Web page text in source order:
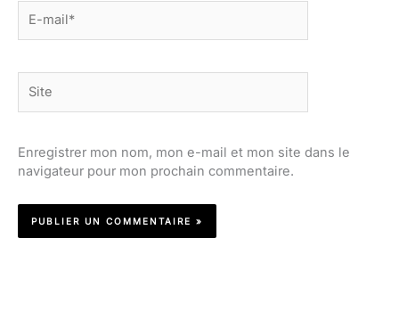
mail*
Enregistrer mon nom, mon e-mail et mon site dans le
navigateur pour mon prochain commentaire.